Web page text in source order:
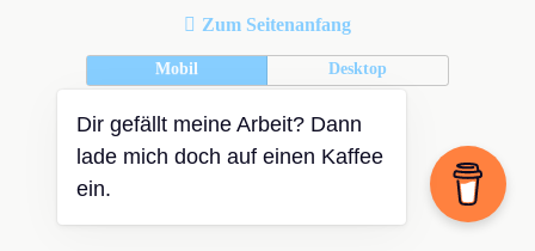
Zum Seitenanfang
Mobil Desktop
Dir gefällt meine Arbeit? Dann
lade mich doch auf einen Kaffee
ein.